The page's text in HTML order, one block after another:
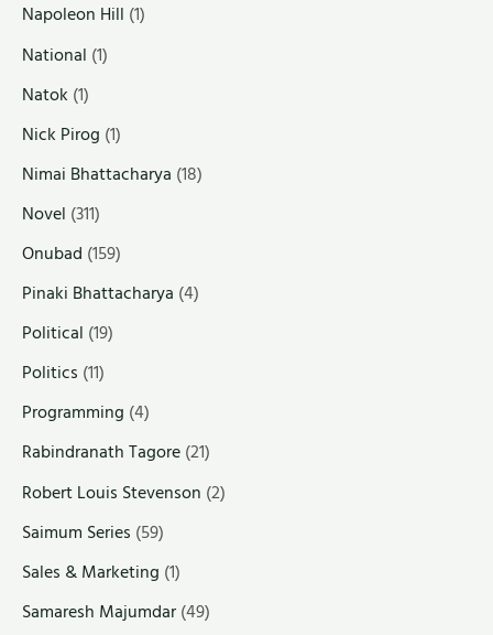
Napoleon Hill (1)
National (1)
Natok (1)
Nick Pirog (1)
Nimai Bhattacharya (18)
Novel (311)
Onubad (159)
Pinaki Bhattacharya (4)
Political (19)
Politics (11)
Programming (4)
Rabindranath Tagore(21)
Robert Louis Stevenson (2)
Saimum Series (59)
Sales & Marketing (1)
Samaresh Majumdar(49)